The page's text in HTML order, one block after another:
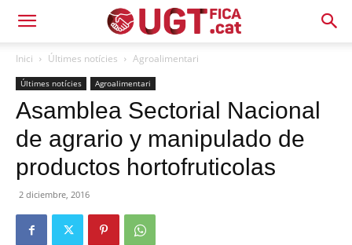
Inici Últimes notícies Agroalimentari
Últimes notícies Agroalimentari
Asamblea Sectorial Nacional
de agrario y manipulado de
productos hortofruticolas
2 diciembre, 2016